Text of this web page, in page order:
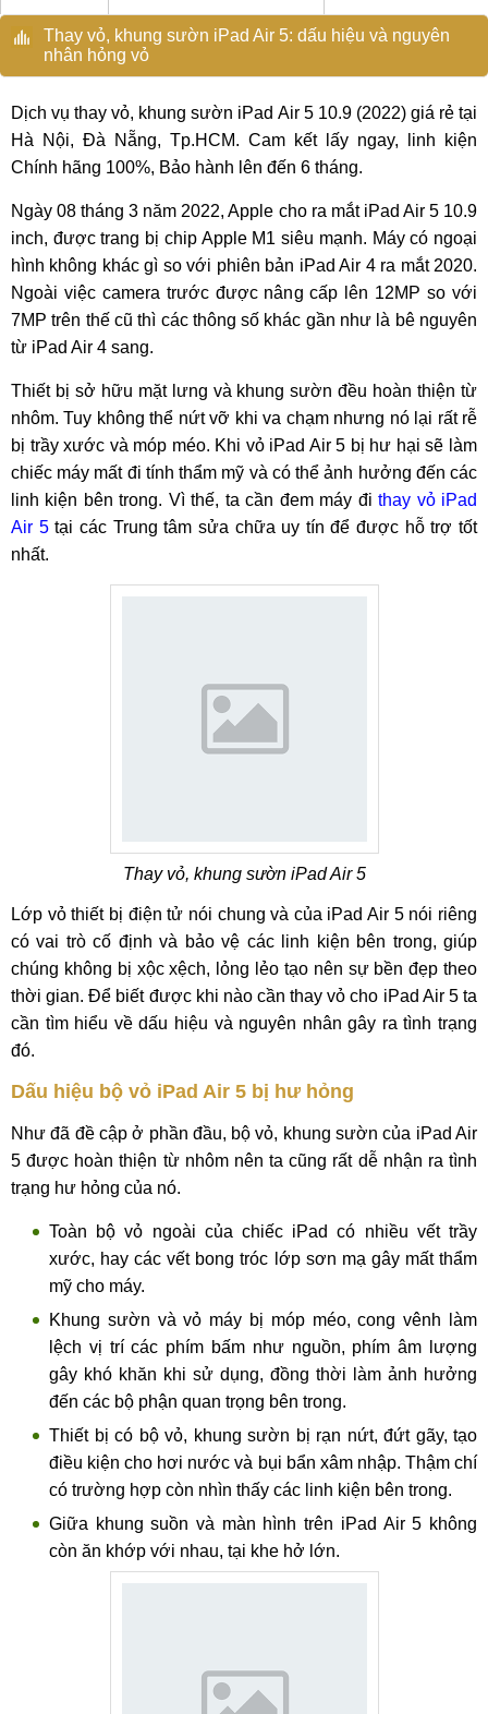
Thay vỏ, khung sườn iPad Air 5: dấu hiệu và nguyên
nhân hỏng vỏ
Dịch vụ thay vỏ, khung sườn iPad Air 5 10.9 (2022) giá rẻ tại
Hà Nội, Đà Nẵng, Tp.HCM. Cam kết lấy ngay, linh kiện
Chính hãng 100%, Bảo hành lên đến 6 tháng.
Ngày 08 tháng 3 năm 2022, Apple cho ra mắt iPad Air 5 10.9
inch, được trang bị chip Apple M1 siêu mạnh. Máy có ngoại
hình không khác gì so với phiên bản iPad Air 4 ra mắt 2020.
Ngoài việc camera trước được nâng cấp lên 12MP so với
7MP trên thế cũ thì các thông số khác gần như là bê nguyên
từ iPad Air 4 sang.
Thiết bị sở hữu mặt lưng và khung sườn đều hoàn thiện từ
nhôm. Tuy không thể nứt vỡ khi va chạm nhưng nó lại rất rễ
bị trầy xước và móp méo. Khi vỏ iPad Air 5 bị hư hại sẽ làm
chiếc máy mất đi tính thẩm mỹ và có thể ảnh hưởng đến các
linh kiện bên trong. Vì thế, ta cần đem máy đithay vỏ iPad
Air 5tại các Trung tâm sửa chữa uy tín để được hỗ trợ tốt
nhất.
Thay vỏ, khung sườn iPad Air 5
Lớp vỏ thiết bị điện tử nói chung và của iPad Air 5 nói riêng
có vai trò cố định và bảo vệ các linh kiện bên trong, giúp
chúng không bị xộc xệch, lỏng lẻo tạo nên sự bền đẹp theo
thời gian. Để biết được khi nào cần thay vỏ cho iPad Air 5 ta
cần tìm hiểu về dấu hiệu và nguyên nhân gây ra tình trạng
đó.
Dấu hiệu bộ vỏ iPad Air 5 bị hư hỏng
Như đã đề cập ở phần đầu, bộ vỏ, khung sườn của iPad Air
5 được hoàn thiện từ nhôm nên ta cũng rất dễ nhận ra tình
trạng hư hỏng của nó.
Toàn bộ vỏ ngoài của chiếc iPad có nhiều vết trầy
xước, hay các vết bong tróc lớp sơn mạ gây mất thẩm
mỹ cho máy.
Khung sườn và vỏ máy bị móp méo, cong vênh làm
lệch vị trí các phím bấm như nguồn, phím âm lượng
gây khó khăn khi sử dụng, đồng thời làm ảnh hưởng
đến các bộ phận quan trọng bên trong.
Thiết bị có bộ vỏ, khung sườn bị rạn nứt, đứt gãy, tạo
điều kiện cho hơi nước và bụi bẩn xâm nhập. Thậm chí
có trường hợp còn nhìn thấy các linh kiện bên trong.
Giữa khung suồn và màn hình trên iPad Air 5 không
còn ăn khớp với nhau, tại khe hở lớn.